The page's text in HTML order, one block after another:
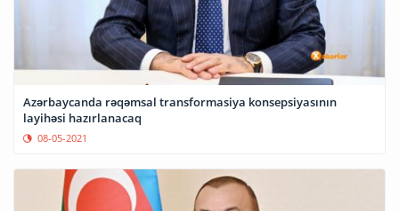
Azərbaycanda rəqəmsal transformasiya konsepsiyasının
layihəsi hazırlanacaq
08-05-2021